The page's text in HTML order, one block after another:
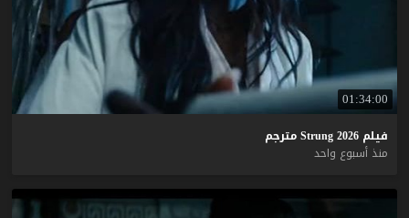
01:34:00
فيلم Strung 2026
مترجم
منذ أسبوع واحد